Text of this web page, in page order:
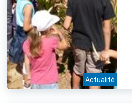
Actualité